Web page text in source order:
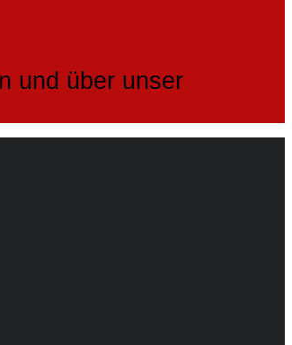
und über unser